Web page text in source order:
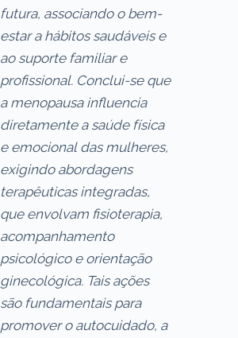
futura, associando o bem-
estar a hábitos saudáveis e
ao suporte familiar e
profissional. Conclui-se que
a menopausa influencia
diretamente a saúde física
e emocional das mulheres,
exigindo abordagens
terapêuticas integradas,
que envolvam fisioterapia,
acompanhamento
psicológico e orientação
ginecológica. Tais ações
são fundamentais para
promover o autocuidado, a